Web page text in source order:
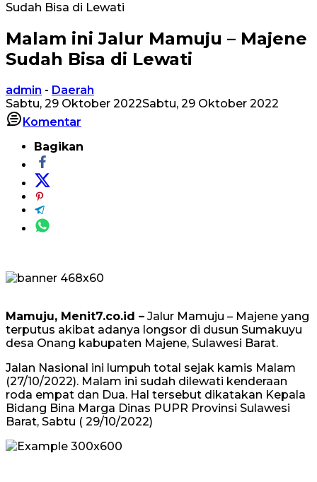
Sudah Bisa di Lewati
Malam ini Jalur Mamuju – Majene
Sudah Bisa di Lewati
admin - Daerah
Sabtu, 29 Oktober 2022Sabtu, 29 Oktober 2022
Komentar
Bagikan
Mamuju, Menit7.co.id – Jalur Mamuju – Majene yang
terputus akibat adanya longsor di dusun Sumakuyu
desa Onang kabupaten Majene, Sulawesi Barat.
Jalan Nasional ini lumpuh total sejak kamis Malam
(27/10/2022). Malam ini sudah dilewati kenderaan
roda empat dan Dua. Hal tersebut dikatakan Kepala
Bidang Bina Marga Dinas PUPR Provinsi Sulawesi
Barat, Sabtu ( 29/10/2022)